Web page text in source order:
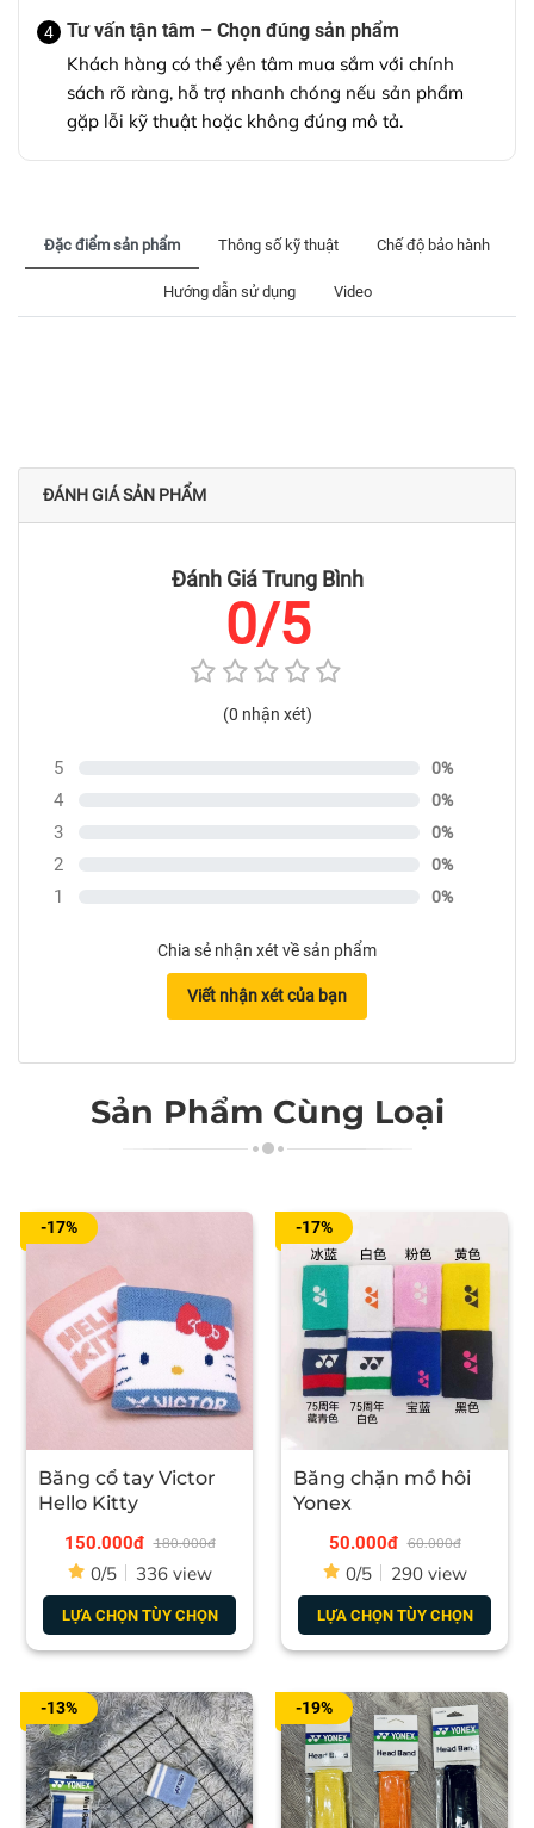
4
Tư vấn tận tâm – Chọn đúng sản phẩm
Khách hàng có thể yên tâm mua sắm với chính
sách rõ ràng, hỗ trợ nhanh chóng nếu sản phẩm
gặp lỗi kỹ thuật hoặc không đúng mô tả.
Đặc điểm sản phẩm Thông số kỹ thuật Chế độ bảo hành
Hướng dẫn sử dụng Video
ĐÁNH GIÁ SẢN PHẨM
Đánh Giá Trung Bình
0/5
(0 nhận xét)
5 0%
4 0%
3 0%
2 0%
1 0%
Chia sẻ nhận xét về sản phẩm
Viết nhận xét của bạn
Sản Phẩm Cùng Loại
Băng cổ tay Victor
Hello Kitty
150.000đ 180.000đ
-17%
0/5 336 view
LỰA CHỌN TÙY CHỌN
Băng chặn mồ hôi
Yonex
50.000đ 60.000đ
-17%
0/5 290 view
LỰA CHỌN TÙY CHỌN
-13% -19%